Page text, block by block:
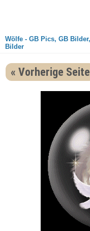
Wölfe - GB Pics, GB
Bilder
« Vorherige Seite